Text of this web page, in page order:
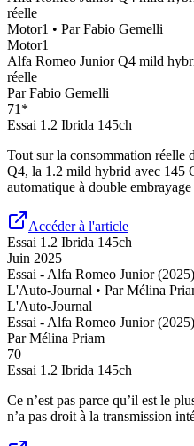
réelle
Motor1 • ParFabio Gemelli
Motor1
Alfa Romeo Junior Q4 mild
réelle
ParFabio Gemelli
71 *
Essai 1.2 Ibrida 145ch
Tout sur la consommation
Q4, la 1.2 mild hybrid avec 145
automatique à double embrayage
Accéder à l'article
Essai 1.2 Ibrida 145ch
Juin 2025
Essai - Alfa Romeo Junior
L'Auto-Journal • ParMélina
L'Auto-Journal
Essai - Alfa Romeo Junior
ParMélina Priam
70
Essai 1.2 Ibrida 145ch
Ce n’est pas parce qu’il est le
n’a pas droit à la transmission